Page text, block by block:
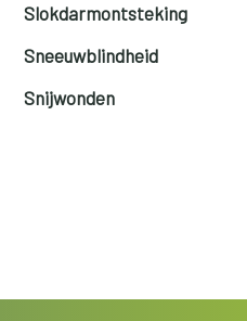
Slokdarmontsteking
Sneeuwblindheid
Snijwonden